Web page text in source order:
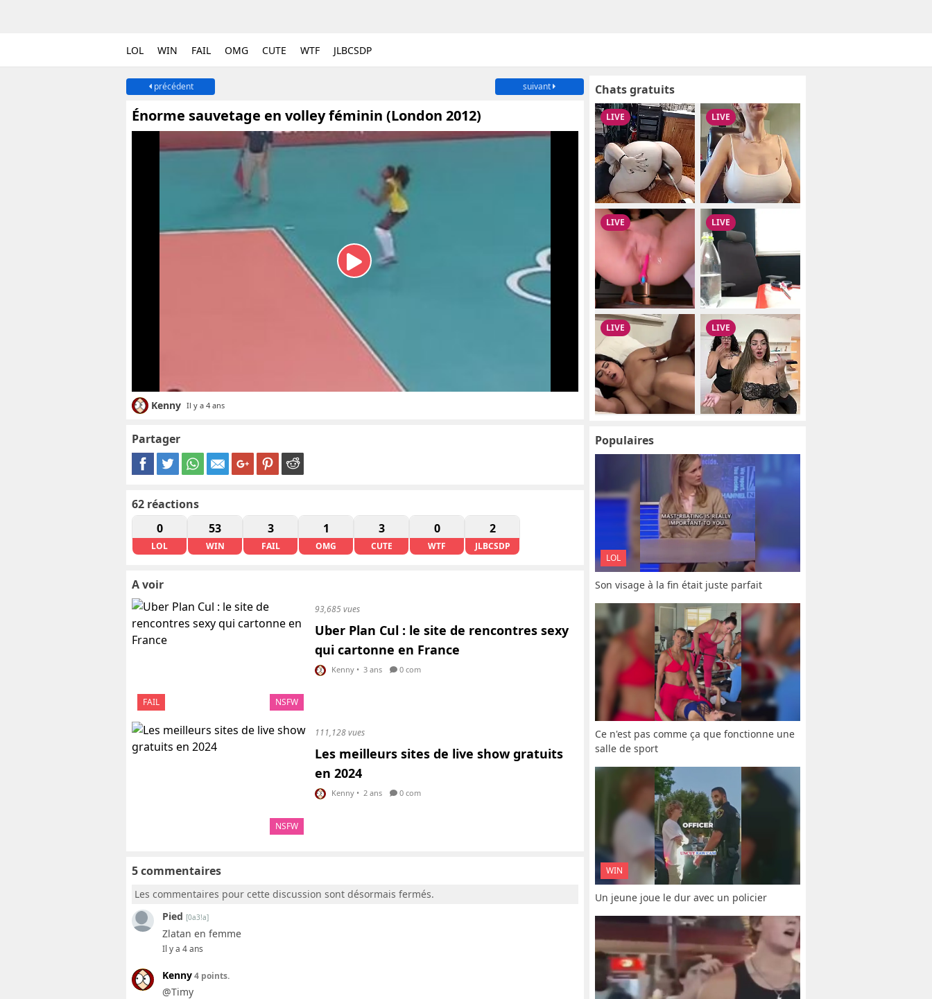
LOL WIN FAIL OMG CUTE WTF JLBCSDP
précédent suivant
Énorme sauvetage en volley féminin (London 2012)
Kenny Il y a 4 ans
Partager
62 réactions
0
LOL
53
WIN
3
FAIL
1
OMG
3
CUTE
0
WTF
2
JLBCSDP
A voir
FAIL NSFW
93,685 vues
Uber Plan Cul : le site de rencontres sexy
qui cartonne en France
Kenny • 3 ans 0 com
NSFW
111,128 vues
Les meilleurs sites de live show gratuits
en 2024
Kenny • 2 ans 0 com
5 commentaires
Les commentaires pour cette discussion sont désormais fermés.
Pied [0a3!a]
Zlatan en femme
Il y a 4 ans
Kenny4 points.
@Timy
Chats gratuits
Populaires
LOL
Son visage à la fin était juste parfait
Ce n'est pas comme ça que fonctionne une
salle de sport
WIN
Un jeune joue le dur avec un policier